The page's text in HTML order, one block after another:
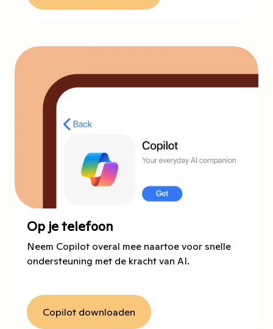
Op je telefoon
Neem Copilot overal mee naartoe voor snelle
ondersteuning met de kracht van AI.
Copilot downloaden